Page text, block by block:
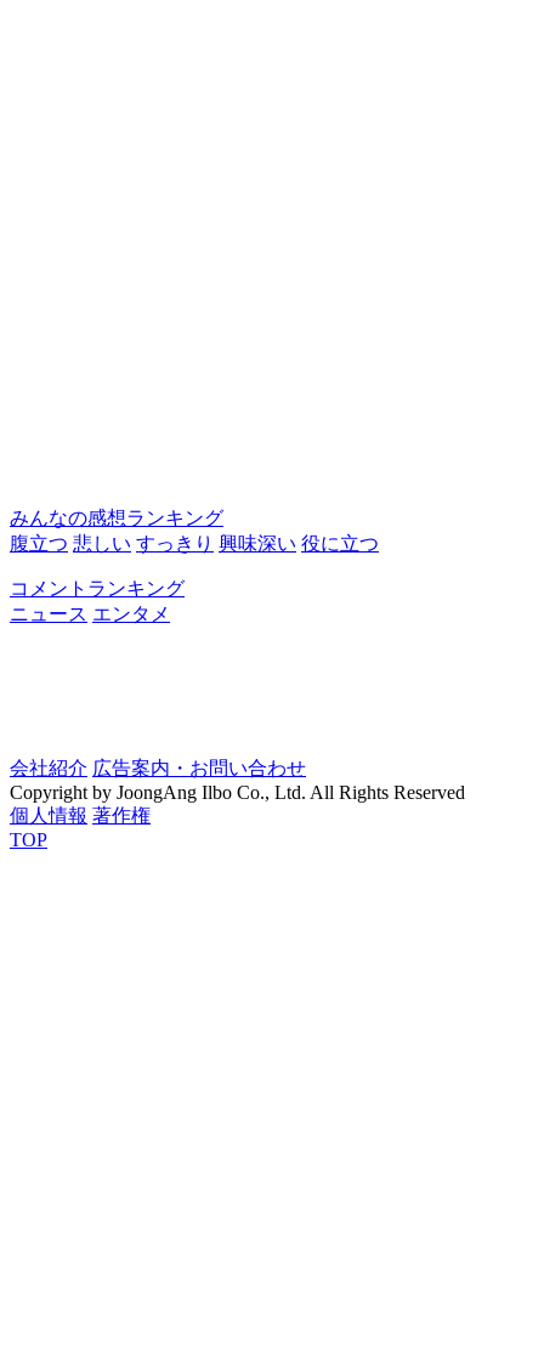
みんなの感想ランキング
腹立つ 悲しい すっきり 興味深い 役に立つ
コメントランキング
ニュース エンタメ
会社紹介 広告案内・お問い合わせ
Copyright by JoongAng Ilbo Co., Ltd. All Rights Reserved
個人情報 著作権
TOP